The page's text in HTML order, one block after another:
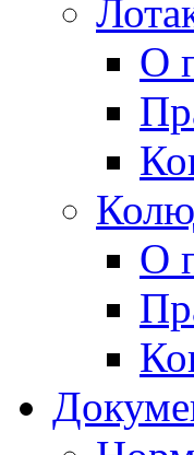
О
О